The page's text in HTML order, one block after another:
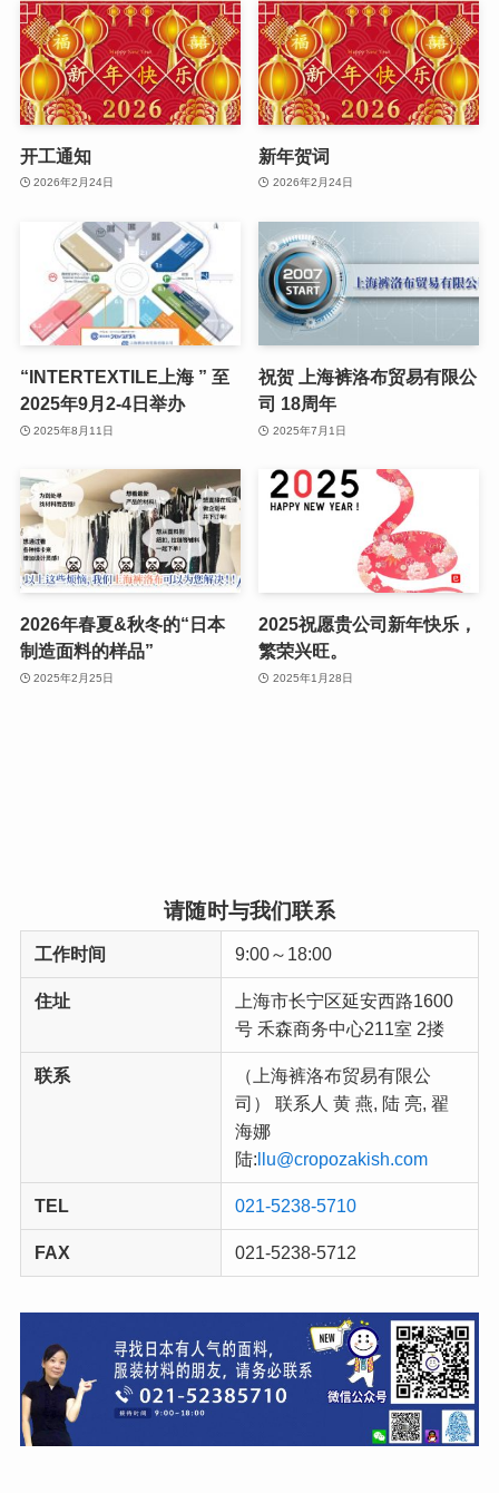
开工通知
2026年2月24日
新年贺词
2026年2月24日
“INTERTEXTILE上海 ” 至
2025年9月2-4日举办
2025年8月11日
祝贺 上海裤洛布贸易有限公
司 18周年
2025年7月1日
2026年春夏&秋冬的“日本
制造面料的样品”
2025年2月25日
2025祝愿贵公司新年快乐，
繁荣兴旺。
2025年1月28日
请随时与我们联系
工作时间 9:00～18:00
住址
上海市长宁区延安西路1600
号 禾森商务中心211室 2搂
联系
（上海裤洛布贸易有限公
司） 联系人 黄 燕, 陆 亮, 翟
海娜
陆:llu@cropozakish.com
TEL 021-5238-5710
FAX 021-5238-5712